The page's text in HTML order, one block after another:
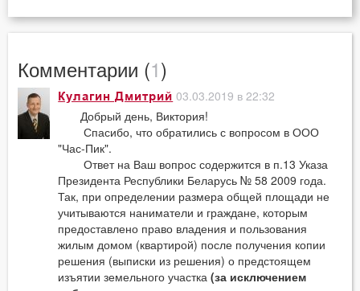
Комментарии (1)
Кулагин Дмитрий 03.03.2019 в 22:32
Добрый день, Виктория!
Спасибо, что обратились с вопросом в ООО
"Час-Пик".
Ответ на Ваш вопрос содержится в п.13 Указа
Президента Республики Беларусь № 58 2009 года.
Так, при определении размера общей площади не
учитываются наниматели и граждане, которым
предоставлено право владения и пользования
жилым домом (квартирой) после получения копии
решения (выписки из решения) о предстоящем
изъятии земельного участка(за исключением